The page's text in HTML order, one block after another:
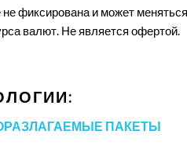
фиксирована и может
валют. Не является офертой.
ПАКЕТЫ